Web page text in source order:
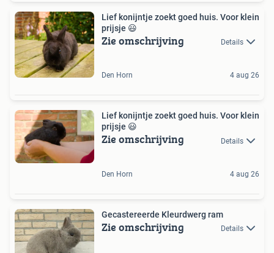
Lief konijntje zoekt goed huis️. Voor klein
prijsje 😃
Zie omschrijving Details
Den Horn 4 aug 26
Lief konijntje zoekt goed huis. Voor klein
prijsje 😃
Zie omschrijving Details
Den Horn 4 aug 26
Gecastereerde Kleurdwerg ram
Zie omschrijving Details